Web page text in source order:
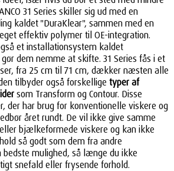
31 Series skiller sig ud med en
kaldet "DuraKlear", sammen med en
effektiv polymer til OE-integration.
et installationsystem kaldet
dem nemme at skifte. 31 Series fås i et
fra 25 cm til 71 cm, dækker næsten alle
tilbyder også forskellige typer af
som Transform og Contour. Disse
der har brug for konventionelle viskere og
året rundt. De vil ikke give samme
bjælkeformede viskere og kan ikke
så godt som dem fra andre
bedste mulighed, så længe du ikke
snefald eller frysende forhold.